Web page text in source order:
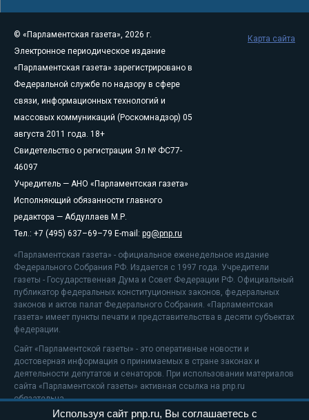
© «Парламентская газета», 2026 г.
Электронное периодическое издание
«Парламентская газета» зарегистрировано в
Федеральной службе по надзору в сфере
связи, информационных технологий и
массовых коммуникаций (Роскомнадзор) 05
августа 2011 года. 18+
Свидетельство о регистрации Эл № ФС77-
46097
Учредитель — АНО «Парламентская газета»
Исполняющий обязанности главного
редактора — Абдуллаев М.Р.
Тел.: +7 (495) 637–69–79 E-mail: pg@pnp.ru
«Парламентская газета» - официальное еженедельное издание
Федерального Собрания РФ. Издается с 1997 года. Учредители
газеты - Государственная Дума и Совет Федерации РФ. Официальный
публикатор федеральных конституционных законов, федеральных
законов и актов палат Федерального Собрания. «Парламентская
газета» имеет пункты печати и представительства в десяти субъектах
федерации.
Сайт «Парламентской газеты» - это оперативные новости и
достоверная информация о принимаемых в стране законах и
деятельности депутатов и сенаторов. При использовании материалов
сайта «Парламентской газеты» активная ссылка на pnp.ru
обязательна.
На информационном ресурсе применяютсярекомендательные
Карта сайта
Используя сайт pnp.ru, Вы соглашаетесь с